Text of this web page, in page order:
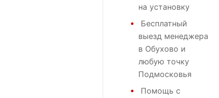
на установку
Бесплатный
выезд менеджера
в Обухово и
любую точку
Подмосковья
Помощь с